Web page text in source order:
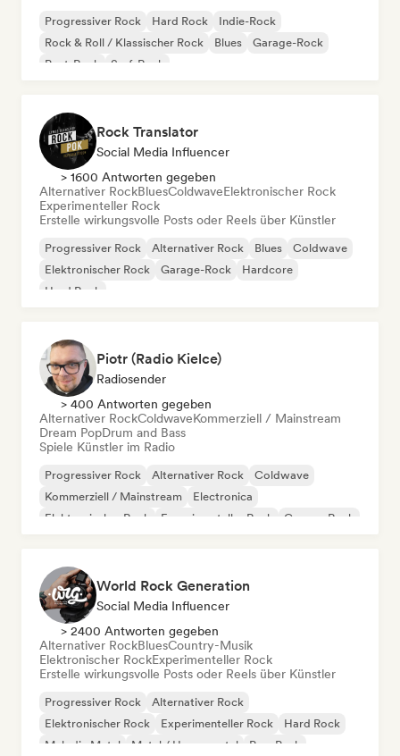
Progressiver Rock Hard Rock
Indie-Rock
Rock & Roll / Klassischer Rock
Blues
Garage-Rock
Post-Rock
Surf-Rock
Rock Translator
Social Media Influencer
> 1600 Antworten gegeben
Alternativer RockBluesColdwaveElektronischer Rock
Experimenteller Rock
Erstelle wirkungsvolle Posts oder Reels über Künstler
Progressiver Rock Alternativer Rock Blues
Coldwave
Elektronischer Rock
Garage-Rock
Hardcore
Hard Rock
Piotr (Radio Kielce)
Radiosender
> 400 Antworten gegeben
Alternativer RockColdwaveKommerziell / Mainstream
Dream PopDrum and Bass
Spiele Künstler im Radio
Progressiver Rock Alternativer Rock
Coldwave
Kommerziell / Mainstream
Electronica
Elektronischer Rock
Experimenteller Rock Garage-Rock
World Rock Generation
Social Media Influencer
> 2400 Antworten gegeben
Alternativer RockBluesCountry-Musik
Elektronischer RockExperimenteller Rock
Erstelle wirkungsvolle Posts oder Reels über Künstler
Progressiver Rock
Alternativer Rock
Elektronischer Rock
Experimenteller Rock
Hard Rock
Melodic Metal
Metal / Heavy metal Pop-Punk